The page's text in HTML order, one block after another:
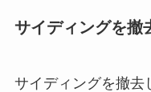
サイディングを撤
サイディングを撤去